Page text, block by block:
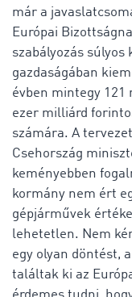
már a
Európai
szabályozás súlyos
gazdaságában
évben mintegy 121
ezer milliárd
számára. A
Csehország
keményebben
kormány nem ért
gépjárművek
lehetetlen. Nem
egy olyan döntést,
találtak ki az